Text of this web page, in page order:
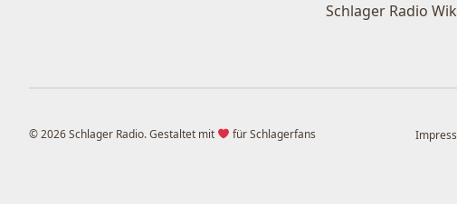
Schlager Radio
© 2026 Schlager Radio. Gestaltet mit für Schlagerfans